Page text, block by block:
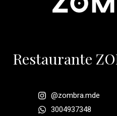
Restaurante
@zombra.mde
3004937348